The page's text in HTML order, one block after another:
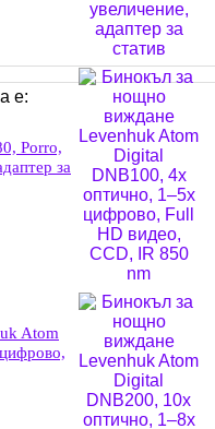
е:
Porro,
за
Atom